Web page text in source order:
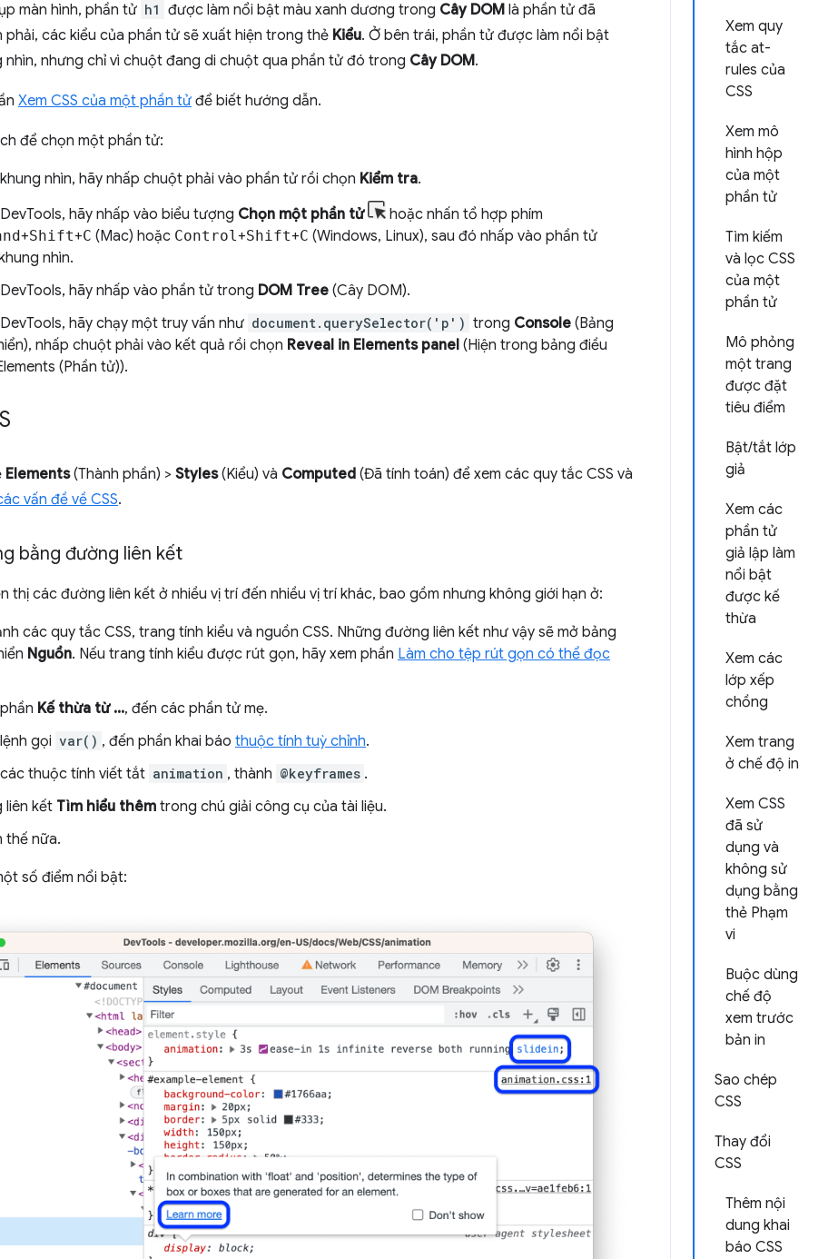
Xem quy
tắc at-
rules của
CSS
Xem mô
hình hộp
của một
phần tử
Tìm kiếm
và lọc CSS
của một
phần tử
Mô phỏng
một trang
được đặt
tiêu điểm
Bật/tắt lớp
giả
Xem các
phần tử
giả lập làm
nổi bật
được kế
thừa
Xem các
lớp xếp
chồng
Xem trang
ở chế độ in
Xem CSS
đã sử
dụng và
không sử
dụng bằng
thẻ Phạm
vi
Buộc dùng
chế độ
xem trước
bản in
Sao chép
CSS
Thay đổi
CSS
Thêm nội
dung khai
báo CSS
màn hình, phần tử h1 được làm nổi bật màu xanh dương trong Cây DOM là phần tử đã
phải, các kiểu của phần tử sẽ xuất hiện trong thẻ Kiểu. Ở bên trái, phần tử được làm nổi bật
nhìn, nhưng chỉ vì chuột đang di chuột qua phần tử đó trong Cây DOM.
Xem CSS của một phần tử để biết hướng dẫn.
để chọn một phần tử:
nhìn, hãy nhấp chuột phải vào phần tử rồi chọn Kiểm tra.
hãy nhấp vào biểu tượng Chọn một phần tử hoặc nhấn tổ hợp phím
+Shift+C (Mac) hoặc Control+Shift+C (Windows, Linux), sau đó nhấp vào phần tử
nhìn.
hãy nhấp vào phần tử trong DOM Tree (Cây DOM).
hãy chạy một truy vấn như document.querySelector('p') trong Console (Bảng
nhấp chuột phải vào kết quả rồi chọn Reveal in Elements panel (Hiện trong bảng điều
(Phần tử)).
Elements(Thành phần) > Styles(Kiểu) và Computed (Đã tính toán) để xem các quy tắc CSS và
vấn đề về CSS.
bằng đường liên kết
thị các đường liên kết ở nhiều vị trí đến nhiều vị trí khác, bao gồm nhưng không giới hạn ở:
các quy tắc CSS, trang tính kiểu và nguồn CSS. Những đường liên kết như vậy sẽ mở bảng
Nguồn. Nếu trang tính kiểu được rút gọn, hãy xem phần Làm cho tệp rút gọn có thể đọc
Kế thừa từ ..., đến các phần tử mẹ.
gọi var() , đến phần khai báo thuộc tính tuỳ chỉnh.
thuộc tính viết tắt animation , thành @keyframes .
liên kết Tìm hiểu thêm trong chú giải công cụ của tài liệu.
thế nữa.
số điểm nổi bật: